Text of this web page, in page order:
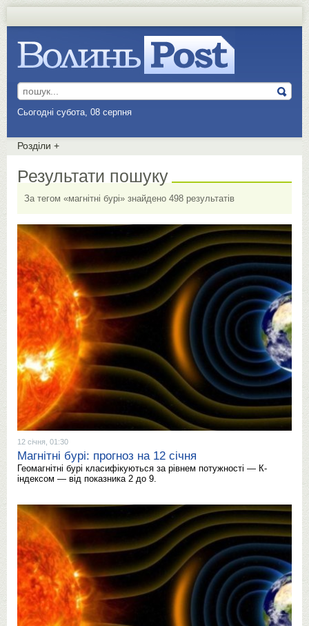
Сьогодні субота, 08 серпня
Розділи +
Результати пошуку
За тегом «магнітні бурі» знайдено 498 результатів
12 січня, 01:30
Магнітні бурі: прогноз на 12 січня
Геомагнітні бурі класифікуються за рівнем потужності — К-
індексом — від показника 2 до 9.